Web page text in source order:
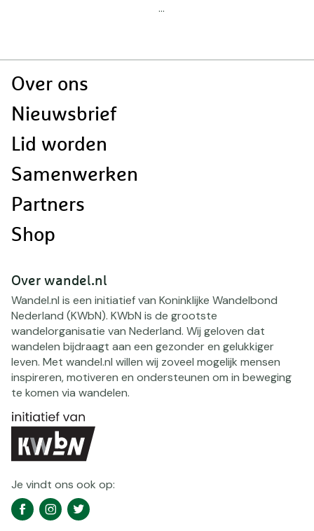
...
Doormat
Over ons
Nieuwsbrief
Lid worden
Samenwerken
Partners
Shop
Over wandel.nl
Wandel.nl is een initiatief van Koninklijke Wandelbond
Nederland (KWbN). KWbN is de grootste
wandelorganisatie van Nederland. Wij geloven dat
wandelen bijdraagt aan een gezonder en gelukkiger
leven. Met wandel.nl willen wij zoveel mogelijk mensen
inspireren, motiveren en ondersteunen om in beweging
te komen via wandelen.
Je vindt ons ook op:
Social
media
FacebookInstagramTwitter